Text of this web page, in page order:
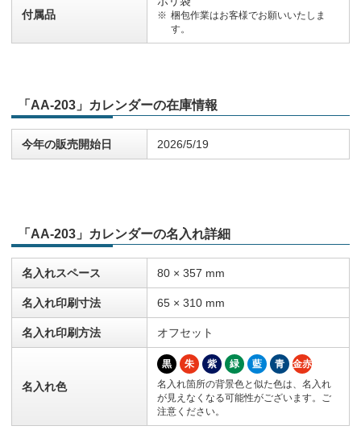
付属品
梱包作業はお客様でお願いいたしま
す。
「AA-203」カレンダーの在庫情報
今年の販売開始日 2026/5/19
「AA-203」カレンダーの名入れ詳細
名入れスペース 80 × 357 mm
名入れ印刷寸法 65 × 310 mm
名入れ印刷方法 オフセット
名入れ色
黒 朱 紫 緑 藍 青
金赤
名入れ箇所の背景色と似た色は、名入れ
が見えなくなる可能性がございます。ご
注意ください。